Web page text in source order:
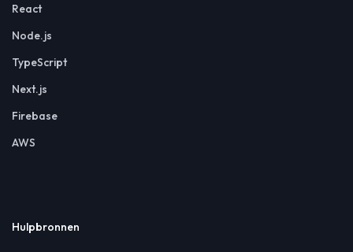
React
Node.js
TypeScript
Next.js
Firebase
AWS
Hulpbronnen